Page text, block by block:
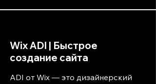
Wix ADI | Быстрое
создание сайта
ADI от Wix — это дизайнерский